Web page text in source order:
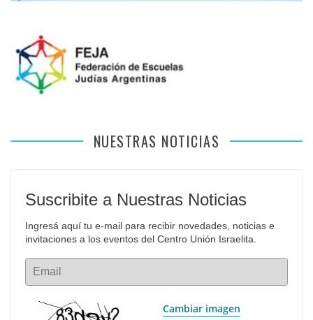
NUESTRAS NOTICIAS
Suscribite a Nuestras Noticias
Ingresá aquí tu e-mail para recibir novedades, noticias e
invitaciones a los eventos del Centro Unión Israelita.
Email
Cambiar imagen